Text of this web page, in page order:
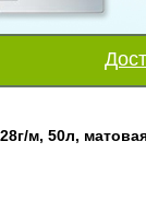
м, 50л,